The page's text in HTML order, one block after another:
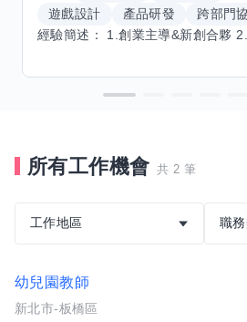
遊戲設計
產品研發
跨部門
所有工作機會 共 2 筆
工作地區 職務
幼兒園教師
新北市-板橋區